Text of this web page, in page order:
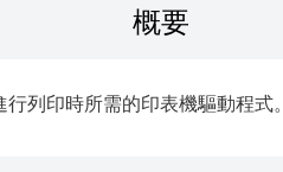
概要
列印時所需的印表機驅動程式。